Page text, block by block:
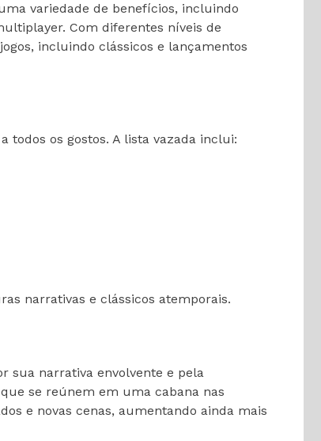
variedade de benefícios, incluindo
Com diferentes níveis de
incluindo clássicos e lançamentos
todos os gostos. A lista vazada inclui:
narrativas e clássicos atemporais.
sua narrativa envolvente e pela
se reúnem em uma cabana nas
e novas cenas, aumentando ainda mais